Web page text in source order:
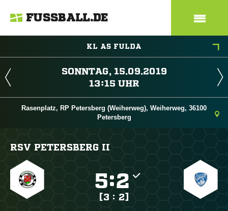
FUSSBALL.DE
KL A5 FULDA
 
 
Rasenplatz, RP Petersberg (Weiherweg), Weiherweg, 36100
Petersberg
RSV PETERSBERG II
:
[3 : 2]